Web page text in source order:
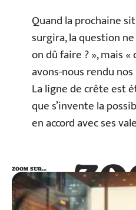
Quand la prochaine
surgira, la question
on dû faire ? », mais
avons-nous rendu
La ligne de crête est
que s’invente la
en accord avec ses
ZOOM SUR…